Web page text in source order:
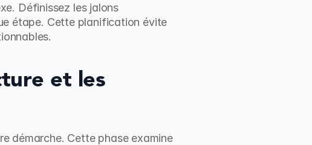
Définissez les jalons
étape. Cette planification évite
et les
démarche. Cette phase examine